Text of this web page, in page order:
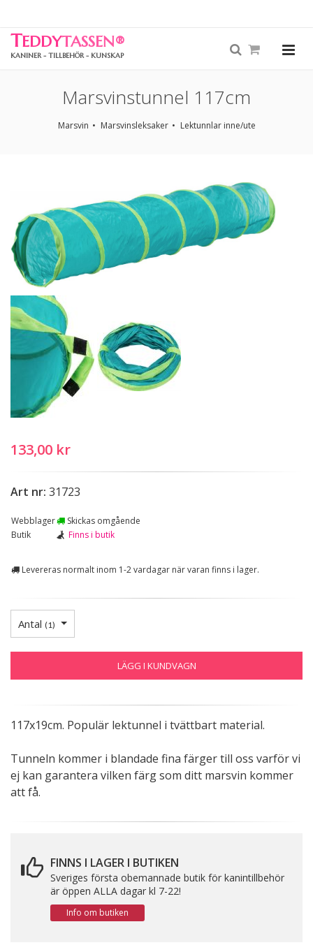
TEDDYTASSEN®
KANINER - TILLBEHÖR - KUNSKAP
Marsvinstunnel 117cm
Marsvin Marsvinsleksaker Lektunnlar inne/ute
133,00 kr
Art nr: 31723
Webblager
Skickas omgående
Butik
Finns i butik
Levereras normalt inom 1-2 vardagar när varan finns i lager.
Antal (1)
LÄGG I KUNDVAGN
117x19cm. Populär lektunnel i tvättbart material.
Tunneln kommer i blandade fina färger till oss varför vi
ej kan garantera vilken färg som ditt marsvin kommer
att få.
FINNS I LAGER I BUTIKEN
Sveriges första obemannade butik för kanintillbehör
är öppen ALLA dagar kl 7-22!
Info om butiken